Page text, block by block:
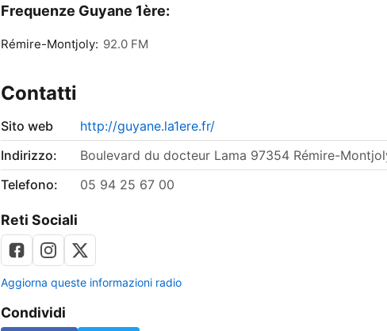
Frequenze Guyane 1ère:
Rémire-Montjoly: 92.0 FM
Contatti
Sito web
http://guyane.la1ere.fr/
Indirizzo:
Boulevard du docteur Lama 97354 Rémire-
Telefono:
05 94 25 67 00
Reti Sociali
Aggiorna queste informazioni radio
Condividi